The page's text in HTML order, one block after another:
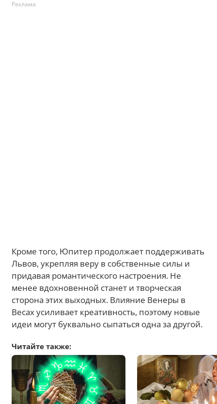
Реклама
Кроме того, Юпитер продолжает поддерживать
Львов, укрепляя веру в собственные силы и
придавая романтического настроения. Не
менее вдохновенной станет и творческая
сторона этих выходных. Влияние Венеры в
Весах усиливает креативность, поэтому новые
идеи могут буквально сыпаться одна за другой.
Читайте также: